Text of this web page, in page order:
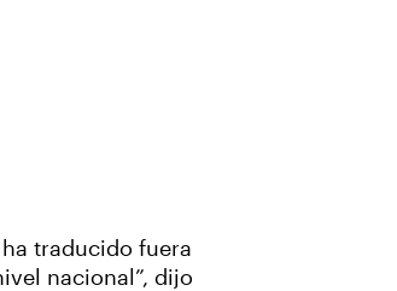
traducido fuera
nacional”, dijo